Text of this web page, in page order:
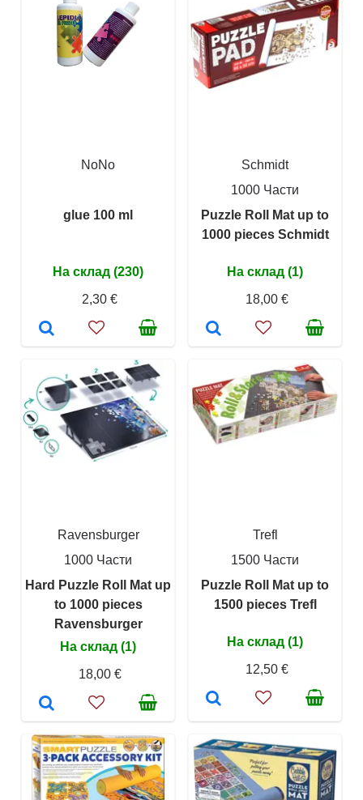
NoNo
glue 100 ml
На склад (230)
2,30 €
Schmidt
1000 Части
Puzzle Roll Mat up to
1000 pieces Schmidt
На склад (1)
18,00 €
Ravensburger
1000 Части
Hard Puzzle Roll Mat up
to 1000 pieces
Ravensburger
На склад (1)
18,00 €
Trefl
1500 Части
Puzzle Roll Mat up to
1500 pieces Trefl
На склад (1)
12,50 €